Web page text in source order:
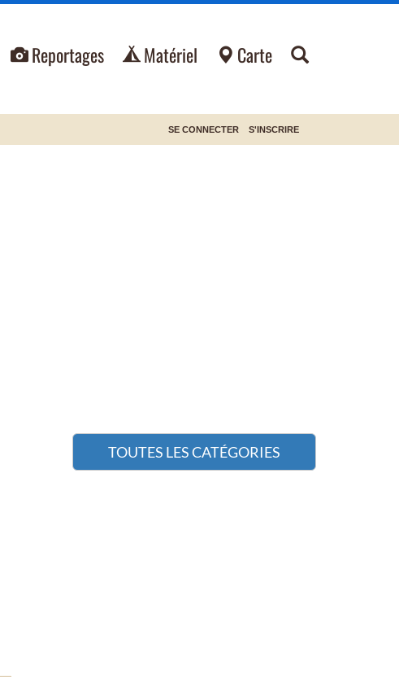
Reportages Matériel Carte
SE CONNECTER S'INSCRIRE
TOUTES LES CATÉGORIES